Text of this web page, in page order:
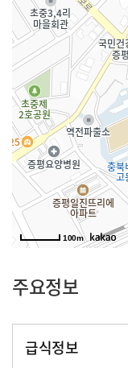
100m
주요정보
급식정보